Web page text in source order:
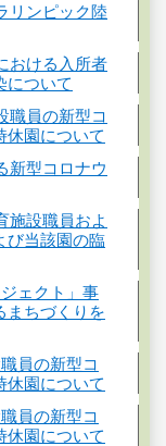
リンピック陸
おける入所者
について
職員の新型コ
休園について
新型コロナウ
施設職員およ
び当該園の臨
ェクト」事
まちづくりを
員の新型コ
休園について
員の新型コ
休園について